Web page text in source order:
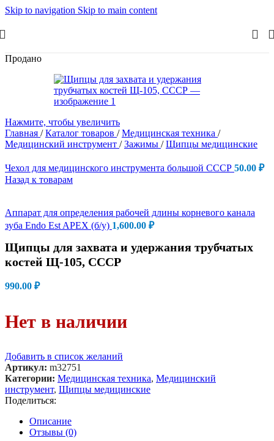
Skip to navigation Skip to main content
Продано
Нажмите, чтобы увеличить
Главная / Каталог товаров / Медицинская техника /
Медицинский инструмент / Зажимы / Щипцы медицинские
Чехол для медицинского инструмента большой СССР 50.00 ₽
Назад к товарам
Аппарат для определения рабочей длины корневого канала
зуба Endo Est APEX (б/у) 1,600.00 ₽
Щипцы для захвата и удержания трубчатых
костей Щ-105, СССР
990.00 ₽
Нет в наличии
Добавить в список желаний
Артикул: m32751
Категории: Медицинская техника, Медицинский
инструмент, Щипцы медицинские
Поделиться:
Описание
Отзывы (0)